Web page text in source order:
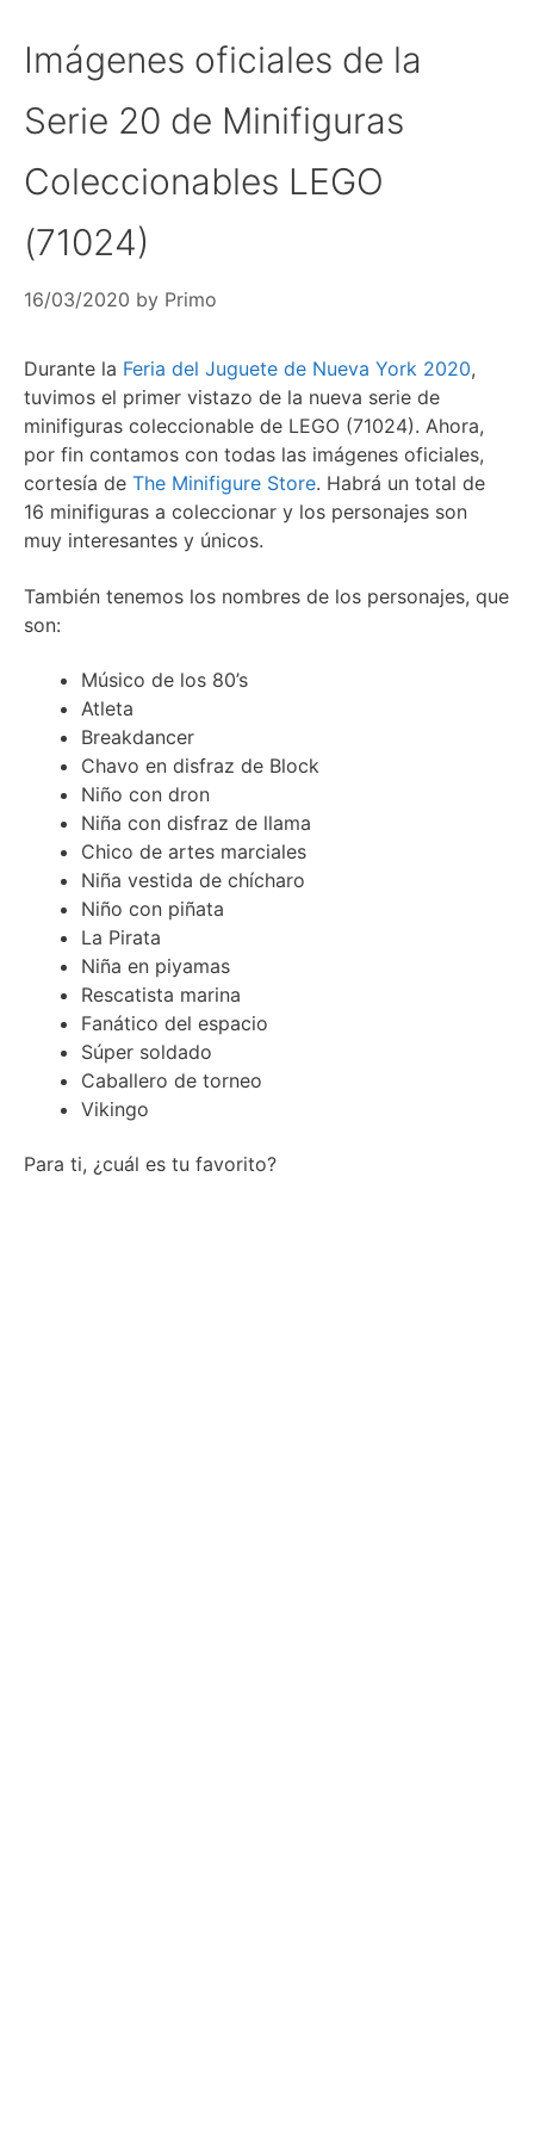
Imágenes oficiales de la
Serie 20 de Minifiguras
Coleccionables LEGO
(71024)
16/03/2020 by Primo
Durante la Feria del Juguete de Nueva York 2020,
tuvimos el primer vistazo de la nueva serie de
minifiguras coleccionable de LEGO (71024). Ahora,
por fin contamos con todas las imágenes oficiales,
cortesía de The Minifigure Store. Habrá un total de
16 minifiguras a coleccionar y los personajes son
muy interesantes y únicos.
También tenemos los nombres de los personajes, que
son:
Músico de los 80’s
Atleta
Breakdancer
Chavo en disfraz de Block
Niño con dron
Niña con disfraz de llama
Chico de artes marciales
Niña vestida de chícharo
Niño con piñata
La Pirata
Niña en piyamas
Rescatista marina
Fanático del espacio
Súper soldado
Caballero de torneo
Vikingo
Para ti, ¿cuál es tu favorito?